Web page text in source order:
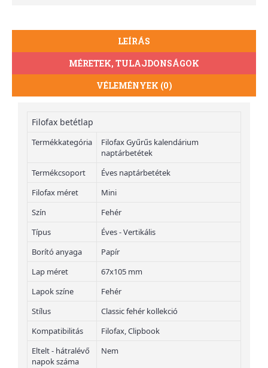
LEÍRÁS
MÉRETEK, TULAJDONSÁGOK
VÉLEMÉNYEK (0)
Filofax betétlap
Termékkategória
Filofax Gyűrűs kalendárium
naptárbetétek
Termékcsoport
Éves naptárbetétek
Filofax méret
Mini
Szín
Fehér
Típus
Éves - Vertikális
Borító anyaga
Papír
Lap méret
67x105 mm
Lapok színe
Fehér
Stílus
Classic fehér kollekció
Kompatibilitás
Filofax, Clipbook
Eltelt - hátralévő
napok száma
Nem